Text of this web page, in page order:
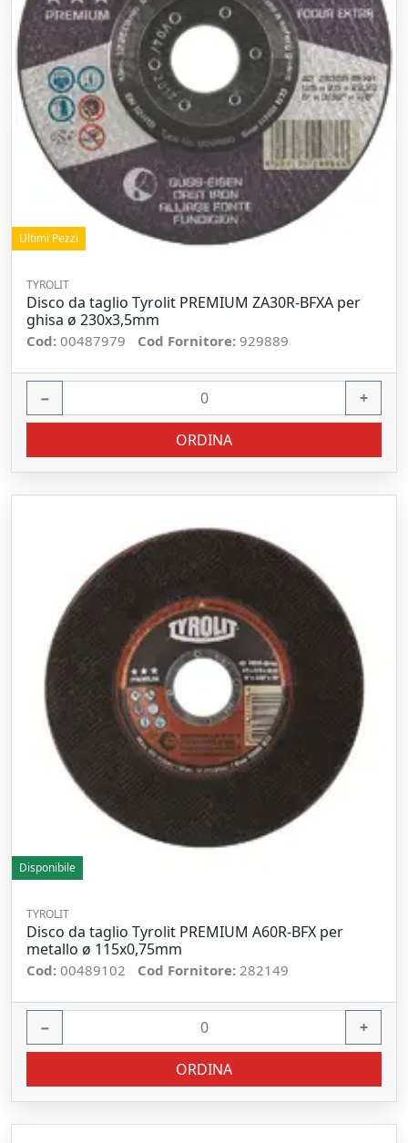
Ultimi Pezzi
TYROLIT
Disco da taglio Tyrolit PREMIUM ZA30R-BFXA per
ghisa ø 230x3,5mm
Cod: 00487979 Cod Fornitore: 929889
− +
ORDINA
Disponibile
TYROLIT
Disco da taglio Tyrolit PREMIUM A60R-BFX per
metallo ø 115x0,75mm
Cod: 00489102 Cod Fornitore: 282149
− +
ORDINA